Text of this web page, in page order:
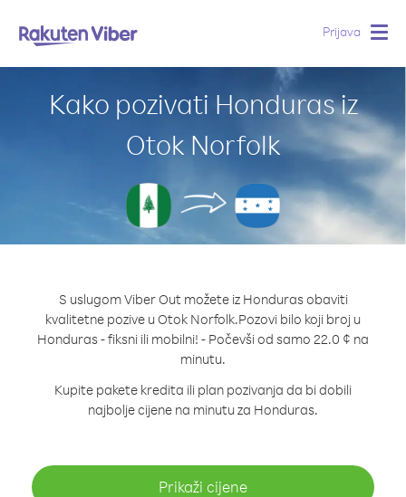
Prijava
Kako pozivati Honduras iz
Otok Norfolk
S uslugom Viber Out možete iz Honduras obaviti
kvalitetne pozive u Otok Norfolk.Pozovi bilo koji broj u
Honduras - fiksni ili mobilni! - Počevši od samo 22.0 ¢ na
minutu.
Kupite pakete kredita ili plan pozivanja da bi dobili
najbolje cijene na minutu za Honduras.
Prikaži cijene